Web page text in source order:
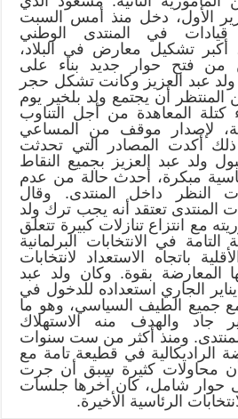
الأول، دخل منذ أمس السبت
في المنتدى الوطني
أكبر تشكيل معارض في البلاد،
من فتح حوار جديد بناء على
ولد عبد العزيز وكانت تشكل حجر
المنتظر أن يجتمع ولد بلخير يوم
كتلة المعاهدة من أجل التناوب
لإصدار موقف من المساعي
أكدت المصادر التي تحدثت
ولد عبد العزيز بجميع النقاط
مبكرة، أحدث حالة من عدم
النظر داخل المنتدى. وقال
المنتدى تعتقد أنه يجب ترك ولد
مع انتزاع تنازلات كبيرة تتعلق
التامة في الانتخابات البرلمانية
باتجاه الاستعداد لانتخابات
المعارضة بقوة. وكان ولد عبد
الجاري استعداده للدخول في
جميع الطيف السياسي، وهو ما
جاد والهدف منه الاستهلاك
المنتدى. ومنذ أكثر من ست سنوات
الراديكالية في قطيعة تامة مع
أن محاولات كثيرة سبق أن جرت
شامل، كان آخرها جلسات
الرئاسية الأخيرة.